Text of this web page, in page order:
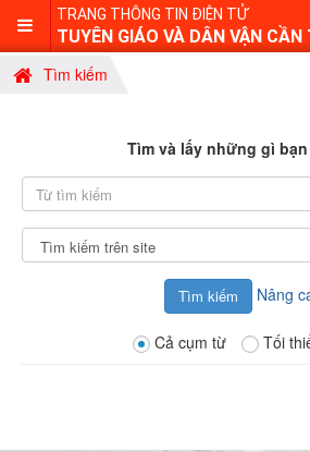
TRANG THÔNG TIN ĐIỆN TỬ
TUYÊN GIÁO VÀ DÂN VẬN CẦN
Tìm kiếm
Tìm và lấy những gì
tìm
kiếm
kiếm
tại
Nâng
Cả cụm từ Tối